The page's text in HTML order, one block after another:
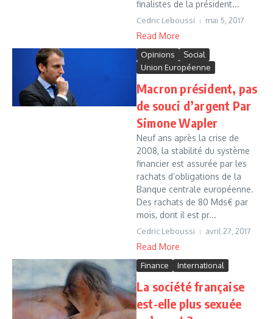
finalistes de la président...
Cedric Leboussi mai 5, 2017
Read More
Opinions
Social
Union Européenne
Macron président, pas
de souci d’argent Par
Simone Wapler
Neuf ans après la crise de
2008, la stabilité du système
financier est assurée par les
rachats d’obligations de la
Banque centrale européenne.
Des rachats de 80 Mds€ par
mois, dont il est pr...
Cedric Leboussi avril 27, 2017
Read More
Finance International
La société française
est-elle plus sexuée